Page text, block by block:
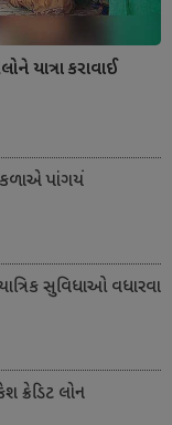
યાત્રા કરાવાઈ
પાંગર્યો
સુવિધાઓ વધારવા
ક્રેડિટ લોન